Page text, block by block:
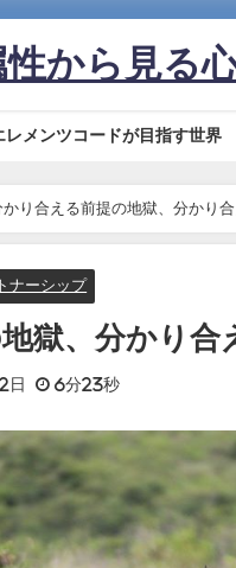
から見る
レメンツコードが目指す世界
かり合える前提の地獄、分かり
ナーシップ
獄、分かり合
日 6分23秒